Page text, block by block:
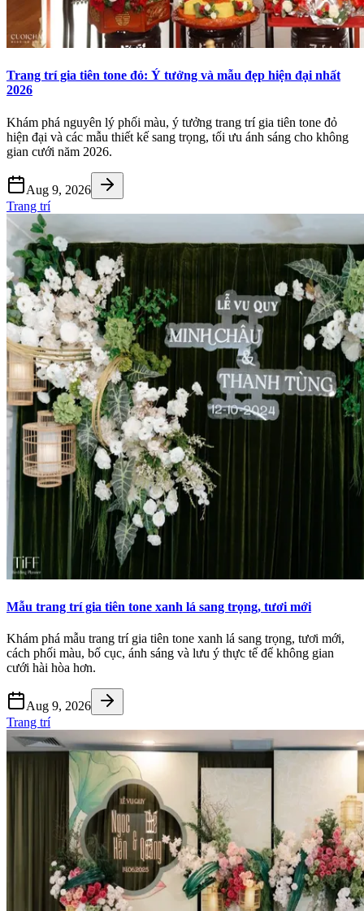
Trang trí gia tiên tone đỏ: Ý tưởng và mẫu đẹp hiện đại nhất
2026
Khám phá nguyên lý phối màu, ý tưởng trang trí gia tiên tone đỏ
hiện đại và các mẫu thiết kế sang trọng, tối ưu ánh sáng cho không
gian cưới năm 2026.
Aug 9, 2026
Trang trí
Mẫu trang trí gia tiên tone xanh lá sang trọng, tươi mới
Khám phá mẫu trang trí gia tiên tone xanh lá sang trọng, tươi mới,
cách phối màu, bố cục, ánh sáng và lưu ý thực tế để không gian
cưới hài hòa hơn.
Aug 9, 2026
Trang trí